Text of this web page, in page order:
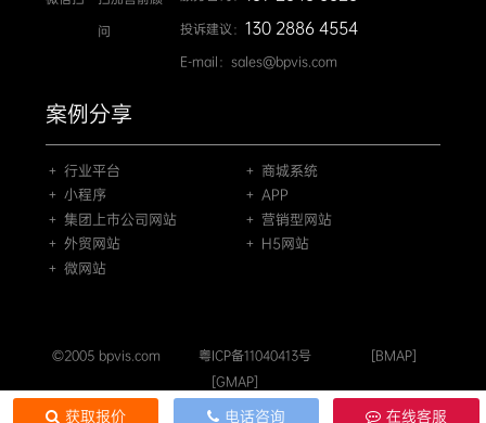
问
投诉建议： 130 2886 4554
E-mail：sales@bpvis.com
案例分享
＋ 行业平台
＋ 商城系统
＋ 小程序
＋ APP
＋ 集团上市公司网站
＋ 营销型网站
＋ 外贸网站
＋ H5网站
＋ 微网站
©2005 bpvis.com 粤ICP备11040413号
[BMAP]
[GMAP]
获取报价 电话咨询 在线客服